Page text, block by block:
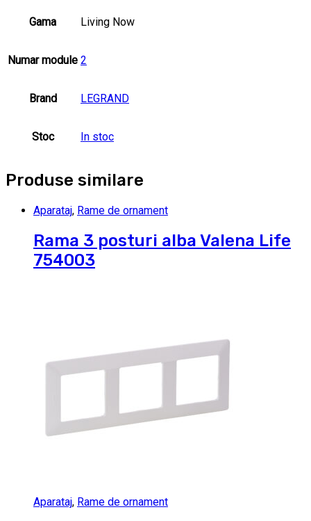
Gama Living Now
Numar module 2
Brand LEGRAND
Stoc In stoc
Produse similare
Aparataj, Rame de ornament
Rama 3 posturi alba Valena Life
754003
Aparataj, Rame de ornament